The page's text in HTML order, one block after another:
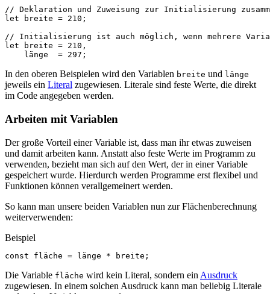
// Deklaration und Zuweisung zur Initialisierung
let
breite = 210 ;
// Initialisierung ist auch möglich, wenn mehrere
let
breite = 210 ,
länge
= 297 ;
In den oberen Beispielen wird den Variablen breite und länge
jeweils ein Literal zugewiesen. Literale sind feste Werte, die direkt
im Code angegeben werden.
Arbeiten mit Variablen
Der große Vorteil einer Variable ist, dass man ihr etwas zuweisen
und damit arbeiten kann. Anstatt also feste Werte im Programm zu
verwenden, bezieht man sich auf den Wert, der in einer Variable
gespeichert wurde. Hierdurch werden Programme erst flexibel und
Funktionen können verallgemeinert werden.
So kann man unsere beiden Variablen nun zur Flächenberechnung
weiterverwenden:
Beispiel
const fläche = länge * breite ;
Die Variable fläche wird kein Literal, sondern ein Ausdruck
zugewiesen. In einem solchen Ausdruck kann man beliebig Literale